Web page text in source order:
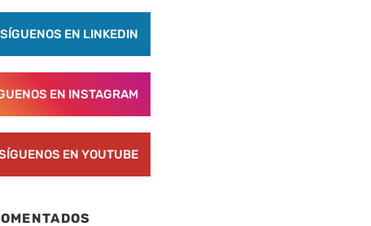
SÍGUENOS EN LINKEDIN
EN INSTAGRAM
EN YOUTUBE